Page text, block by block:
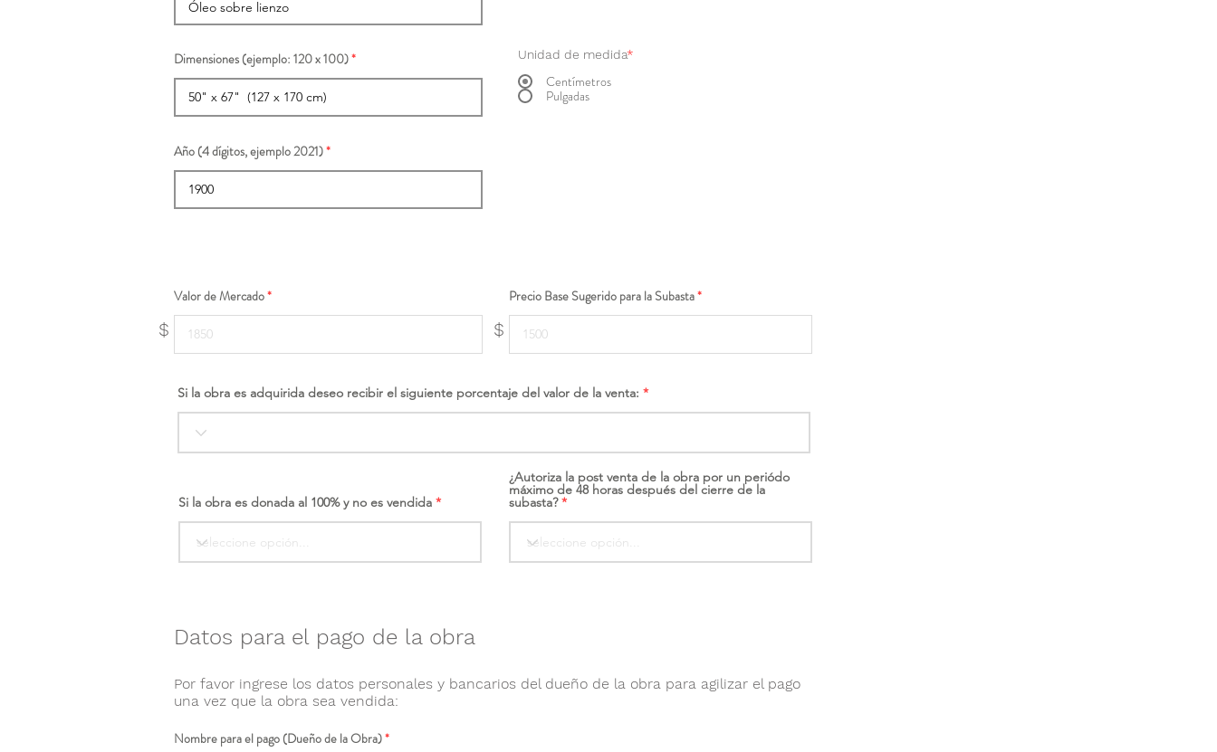
Dimensiones (ejemplo: 120 x 100) Unidad de medida*
Centímetros
Pulgadas
Año (4 dígitos, ejemplo 2021)
$
Valor de Mercado
$
Precio Base Sugerido para la Subasta
Si la obra es adquirida deseo recibir el siguiente porcentaje del valor de la venta:
Si la obra es donada al 100% y no es vendida
¿Autoriza la post venta de la obra por un periódo
máximo de 48 horas después del cierre de la
subasta?
Datos para el pago de la obra
Por favor ingrese los datos personales y bancarios del dueño de la obra para agilizar el pago
una vez que la obra sea vendida:
Nombre para el pago (Dueño de la Obra)